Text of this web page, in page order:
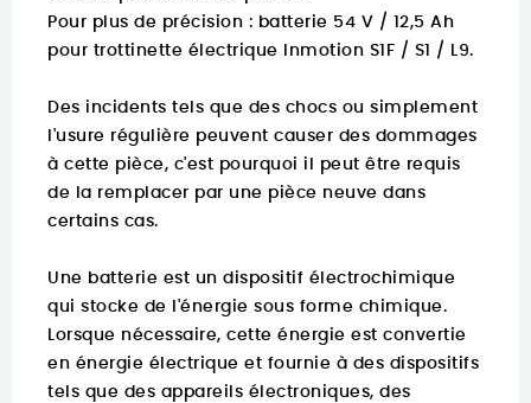
Pour plus de précision : batterie 54 V / 12,5 Ah
pour trottinette électrique Inmotion S1F / S1 / L9.
Des incidents tels que des chocs ou simplement
l'usure régulière peuvent causer des dommages
à cette pièce, c'est pourquoi il peut être requis
de la remplacer par une pièce neuve dans
certains cas.
Une batterie est un dispositif électrochimique
qui stocke de l'énergie sous forme chimique.
Lorsque nécessaire, cette énergie est convertie
en énergie électrique et fournie à des dispositifs
tels que des appareils électroniques, des